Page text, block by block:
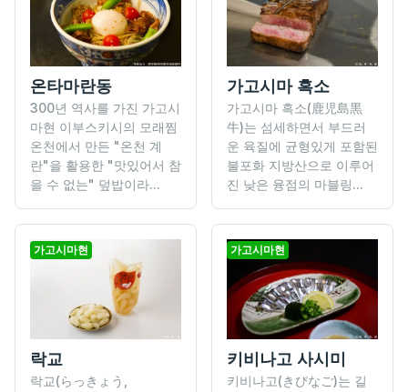
온타마란동
300년 역사를 가진 가고시
마현 이부스키시의 모래찜
온천에서 만든 "온천 계
란"을 활용한 "맛있어서 참
을 수 없는" 덮밥이라...
가고시마 흑소
가고시마 흑소(鹿児島黒
牛)는 섬세하면서 부드러
운 육질에 균형있게 포함된
불포화 지방산으로 이루어
진 낮은 융점의 마블링...
가고시마현
락교
락교(らっきょう,
가고시마현
키비나고 사시미
키비나고(きびなご)는 길